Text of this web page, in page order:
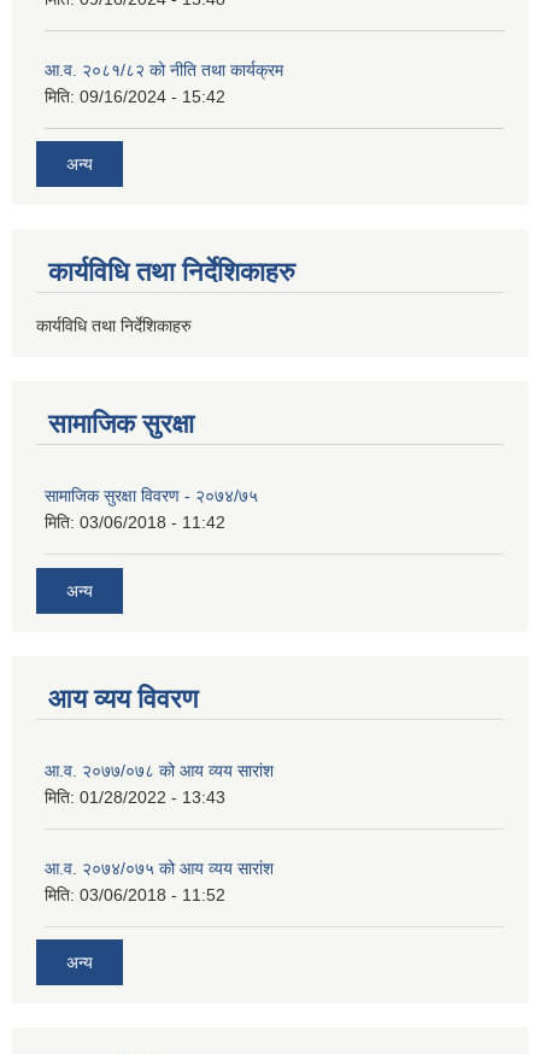
आ.व. २०८१/८२ को नीति तथा कार्यक्रम
मिति: 09/16/2024 - 15:42
अन्य
कार्यविधि तथा निर्देशिकाहरु
कार्यविधि तथा निर्देशिकाहरु
सामाजिक सुरक्षा
सामाजिक सुरक्षा विवरण - २०७४/७५
मिति: 03/06/2018 - 11:42
अन्य
आय व्यय विवरण
आ.व. २०७७/०७८ को आय व्यय सारांश
मिति: 01/28/2022 - 13:43
आ.व. २०७४/०७५ को आय व्यय सारांश
मिति: 03/06/2018 - 11:52
अन्य